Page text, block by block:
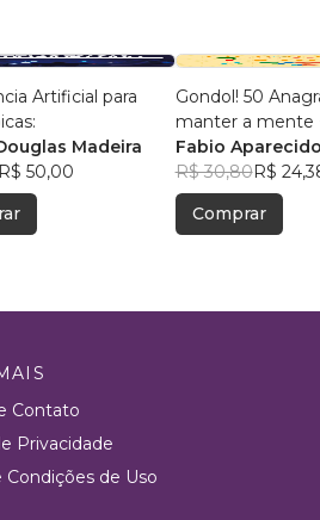
Artificial para
Madeira
50,00
Gondol! 50
manter a mente
Fabio
R$ 30,80R$
Comprar
Contato
Privacidade
Condições de Uso